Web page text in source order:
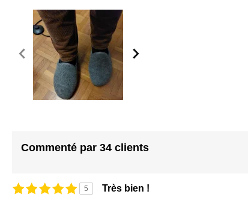
Commenté par 34 clients
5 Très bien !